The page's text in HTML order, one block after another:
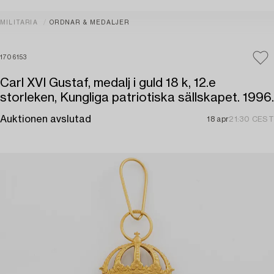
MILITARIA ORDNAR & MEDALJER
1706153
Carl XVI Gustaf, medalj i guld 18 k, 12.e
storleken, Kungliga patriotiska sällskapet. 1996.
Auktionen avslutad 18 apr21:30 CEST